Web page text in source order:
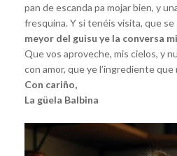
pan de escanda pa mojar bien, y
fresquina. Y si tenéis visita, que
meyor del guisu ye la conversa
Que vos aproveche, mis cielos, y
con amor, que ye l’ingrediente
Con cariño,
La güela Balbina